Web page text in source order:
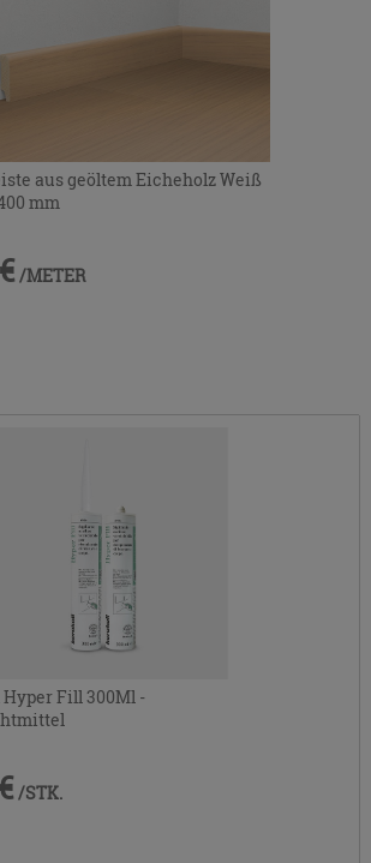
aus geöltem Eicheholz Weiß
mm
/METER
Fill 300Ml -
/STK.